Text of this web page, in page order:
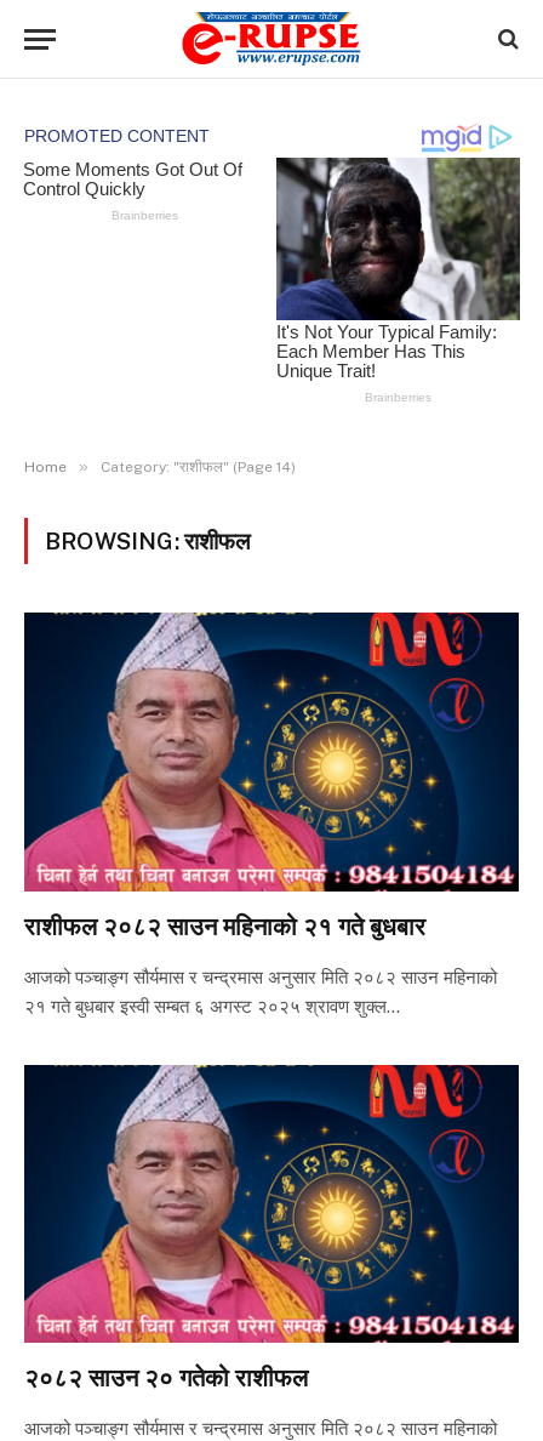
Home » Category: "राशीफल" (Page 14)
BROWSING:राशीफल
राशीफल २०८२ साउन महिनाको २१ गते बुधबार
आजको पञ्चाङ्ग सौर्यमास र चन्द्रमास अनुसार मिति २०८२ साउन महिनाको
२१ गते बुधबार इस्वी सम्बत ६ अगस्ट २०२५ श्रावण शुक्ल…
२०८२ साउन २० गतेको राशीफल
आजको पञ्चाङ्ग सौर्यमास र चन्द्रमास अनुसार मिति २०८२ साउन महिनाको